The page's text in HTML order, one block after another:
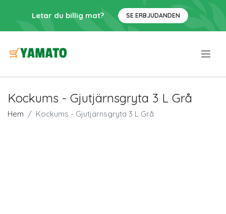
Letar du billig mat? SE ERBJUDANDEN
Kockums - Gjutjärnsgryta 3 L Grå
Hem Kockums - Gjutjärnsgryta 3 L Grå